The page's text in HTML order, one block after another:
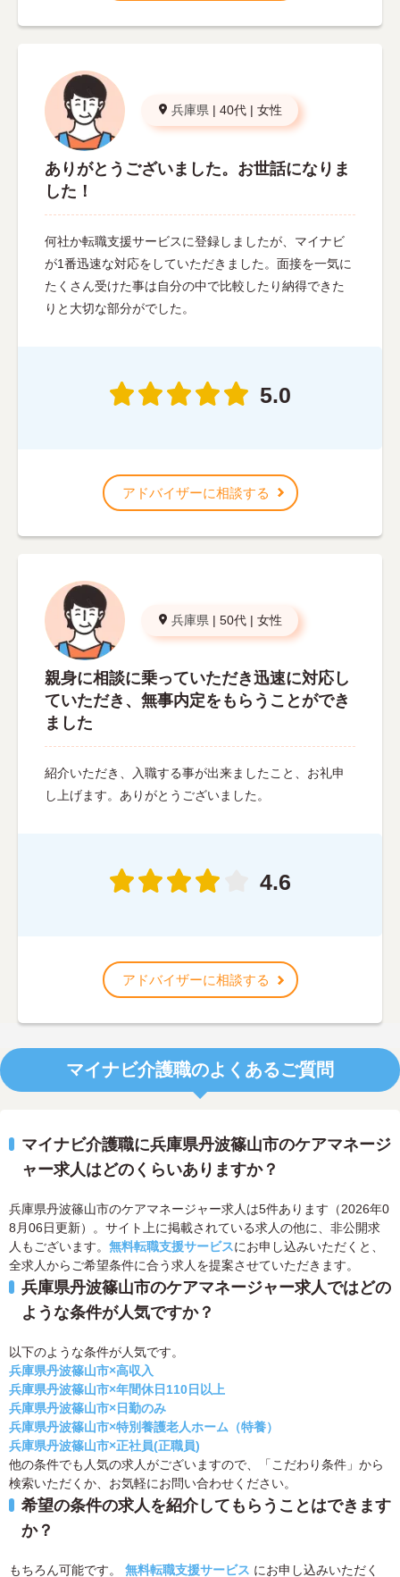
兵庫県 | 40代 | 女性
ありがとうございました。お世話になりま
した！
何社か転職支援サービスに登録しましたが、マイナビ
が1番迅速な対応をしていただきました。面接を一気に
たくさん受けた事は自分の中で比較したり納得できた
りと大切な部分がでした。
5.0
アドバイザーに相談する
兵庫県 | 50代 | 女性
親身に相談に乗っていただき迅速に対応し
ていただき、無事内定をもらうことができ
ました
紹介いただき、入職する事が出来ましたこと、お礼申
し上げます。ありがとうございました。
4.6
アドバイザーに相談する
マイナビ介護職のよくあるご質問
マイナビ介護職に兵庫県丹波篠山市のケアマネージ
ャー求人はどのくらいありますか？
兵庫県丹波篠山市のケアマネージャー求人は5件あります（2026年0
8月06日更新）。サイト上に掲載されている求人の他に、非公開求
人もございます。 無料転職支援サービスにお申し込みいただくと、
全求人からご希望条件に合う求人を提案させていただきます。
兵庫県丹波篠山市のケアマネージャー求人ではどの
ような条件が人気ですか？
以下のような条件が人気です。
兵庫県丹波篠山市×高収入
兵庫県丹波篠山市×年間休日110日以上
兵庫県丹波篠山市×日勤のみ
兵庫県丹波篠山市×特別養護老人ホーム（特養）
兵庫県丹波篠山市×正社員(正職員)
他の条件でも人気の求人がございますので、「こだわり条件」から
検索いただくか、お気軽にお問い合わせください。
希望の条件の求人を紹介してもらうことはできます
か？
もちろん可能です。 無料転職支援サービス にお申し込みいただく